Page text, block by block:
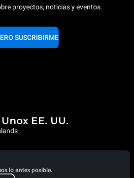
proyectos, noticias y eventos.
SUSCRIBIRME
EE. UU.
lo antes posible.